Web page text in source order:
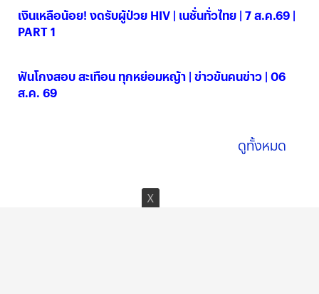
เงินเหลือน้อย! งดรับผู้ป่วย HIV | เนชั่นทั่วไทย | 7 ส.ค.69 |
PART 1
ฟันโกงสอบ สะเทือน ทุกหย่อมหญ้า | ข่าวข้นคนข่าว | 06
ส.ค. 69
ดูทั้งหมด